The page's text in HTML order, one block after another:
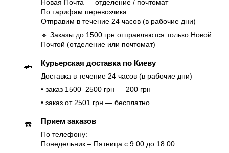
Новая Почта — отделение / почтомат
По тарифам перевозчика
Отправим в течение 24 часов (в рабочие дни)
🔹 Заказы до 1500 грн отправляются только Новой
Почтой (отделение или почтомат)
🚗 Курьерская доставка по Киеву
Доставка в течение 24 часов (в рабочие дни)
• заказ 1500–2500 грн — 200 грн
• заказ от 2501 грн — бесплатно
☎️ Прием заказов
По телефону:
Понедельник – Пятница с 9:00 до 18:00